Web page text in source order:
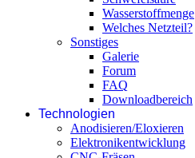
Wasserstoffmenge
Welches Netzteil?
Sonstiges
Galerie
Forum
FAQ
Downloadbereich
Technologien
Anodisieren/Eloxieren
Elektronikentwicklung